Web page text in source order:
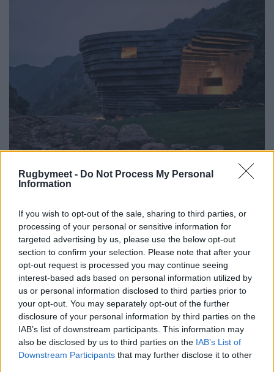
Rugbymeet - Do Not Process My Personal
Information
If you wish to opt-out of the sale, sharing to third parties, or
processing of your personal or sensitive information for
targeted advertising by us, please use the below opt-out
section to confirm your selection. Please note that after your
opt-out request is processed you may continue seeing
interest-based ads based on personal information utilized by
us or personal information disclosed to third parties prior to
your opt-out. You may separately opt-out of the further
disclosure of your personal information by third parties on the
IAB’s list of downstream participants. This information may
also be disclosed by us to third parties on the IAB’s List of
Downstream Participants that may further disclose it to other